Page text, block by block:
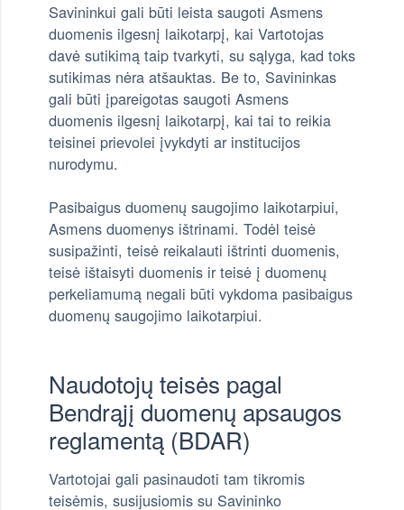
Savininkui gali būti leista saugoti Asmens
duomenis ilgesnį laikotarpį, kai Vartotojas
davė sutikimą taip tvarkyti, su sąlyga, kad toks
sutikimas nėra atšauktas. Be to, Savininkas
gali būti įpareigotas saugoti Asmens
duomenis ilgesnį laikotarpį, kai tai to reikia
teisinei prievolei įvykdyti ar institucijos
nurodymu.
Pasibaigus duomenų saugojimo laikotarpiui,
Asmens duomenys ištrinami. Todėl teisė
susipažinti, teisė reikalauti ištrinti duomenis,
teisė ištaisyti duomenis ir teisė į duomenų
perkeliamumą negali būti vykdoma pasibaigus
duomenų saugojimo laikotarpiui.
Naudotojų teisės pagal
Bendrąjį duomenų apsaugos
reglamentą (BDAR)
Vartotojai gali pasinaudoti tam tikromis
teisėmis, susijusiomis su Savininko